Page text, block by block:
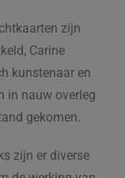
zijn
Carine
kunstenaar en
in nauw overleg
gekomen.
zijn er diverse